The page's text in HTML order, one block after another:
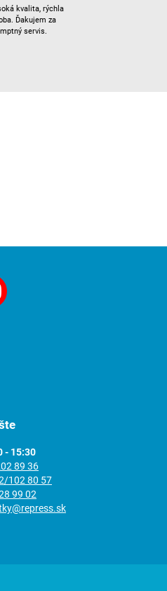
kvalita, rýchla
Ďakujem za
servis.
- 15:30
89 36
102 80 57
99 02